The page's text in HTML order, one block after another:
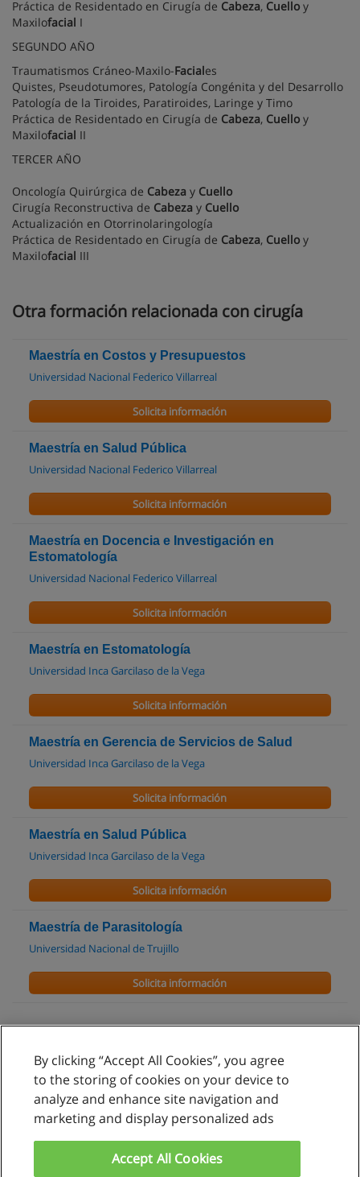
Práctica de Residentado en Cirugía de Cabeza, Cuello y
Maxilofacial I
SEGUNDO AÑO
Traumatismos Cráneo-Maxilo-Faciales
Quistes, Pseudotumores, Patología Congénita y del Desarrollo
Patología de la Tiroides, Paratiroides, Laringe y Timo
Práctica de Residentado en Cirugía de Cabeza, Cuello y
Maxilofacial II
TERCER AÑO
Oncología Quirúrgica de Cabeza y Cuello
Cirugía Reconstructiva de Cabeza y Cuello
Actualización en Otorrinolaringología
Práctica de Residentado en Cirugía de Cabeza, Cuello y
Maxilofacial III
Otra formación relacionada con cirugía
Maestría en Costos y Presupuestos
Universidad Nacional Federico Villarreal
Solicita información
Maestría en Salud Pública
Universidad Nacional Federico Villarreal
Solicita información
Maestría en Docencia e Investigación en
Estomatología
Universidad Nacional Federico Villarreal
Solicita información
Maestría en Estomatología
Universidad Inca Garcilaso de la Vega
Solicita información
Maestría en Gerencia de Servicios de Salud
Universidad Inca Garcilaso de la Vega
Solicita información
Maestría en Salud Pública
Universidad Inca Garcilaso de la Vega
Solicita información
Maestría de Parasitología
Universidad Nacional de Trujillo
Solicita información
Reglas de uso
Privacidad de datos
By clicking “Accept All Cookies”, you agree
to the storing of cookies on your device to
analyze and enhance site navigation and
marketing and display personalized ads
Accept All Cookies